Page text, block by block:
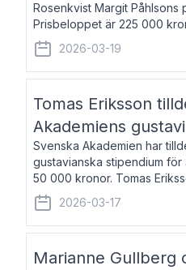
Rosenkvist Margit Påhlsons
Prisbeloppet är 225 000
född 1965, är professor i
universitet. Han disputerade
2026-03-19
Tomas Eriksson
Akademiens
Svenska Akademien har
gustavianska stipendium
50 000 kronor. Tomas
projektledare inom
utkom i fjol med boken
2026-03-17
Marianne Gullberg